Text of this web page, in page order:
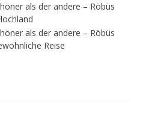
als der andere – Röbüs
als der andere – Röbüs
Reise